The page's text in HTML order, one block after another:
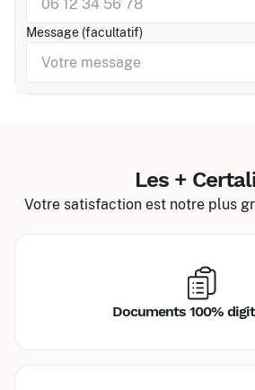
Message (facultatif)
Les +
Votre satisfaction est notre plus
Documents 100%